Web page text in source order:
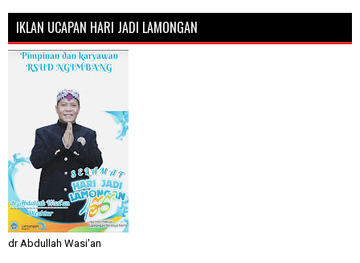
IKLAN UCAPAN HARI JADI LAMONGAN
dr Abdullah Wasi'an